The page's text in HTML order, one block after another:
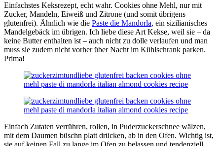
Einfachstes Keksrezept, echt wahr. Cookies ohne Mehl, nur mit
Zucker, Mandeln, Eiweiß und Zitrone (und somit übrigens
glutenfrei). Ähnlich wie die Paste die Mandorla, ein sizilianisches
Mandelgebäck im übrigen. Ich liebe diese Art Kekse, weil sie – da
keine Butter enthalten ist – auch nicht zu dolle verlaufen und man
muss sie zudem nicht vorher über Nacht im Kühlschrank parken.
Prima!
Einfach Zutaten verrühren, rollen, in Puderzuckerschnee wälzen,
mit dem Daumen büschn platt drücken, ab in den Ofen. Wichtig ist,
sie auf keinen Fall zu lange im Ofen zu belassen und tendenziell